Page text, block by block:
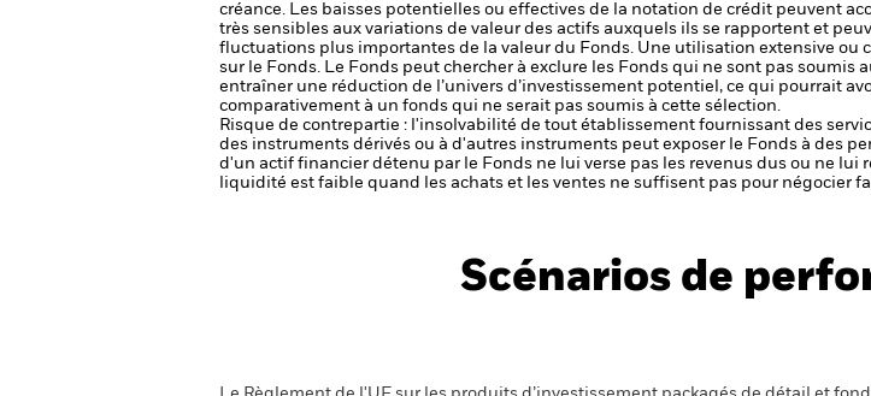
créance. Les baisses potentielles ou effectives de la notation de crédit peuvent
très sensibles aux variations de valeur des actifs auxquels ils se rapportent et
fluctuations plus importantes de la valeur du Fonds. Une utilisation extensive
sur le Fonds. Le Fonds peut chercher à exclure les Fonds qui ne sont pas soumis
entraîner une réduction de l’univers d’investissement potentiel, ce qui pourrait
comparativement à un fonds qui ne serait pas soumis à cette sélection.
Risque de contrepartie : l'insolvabilité de tout établissement fournissant des
des instruments dérivés ou à d'autres instruments peut exposer le Fonds à des
d'un actif financier détenu par le Fonds ne lui verse pas les revenus dus ou ne lui
liquidité est faible quand les achats et les ventes ne suffisent pas pour négocier
Scénarios de